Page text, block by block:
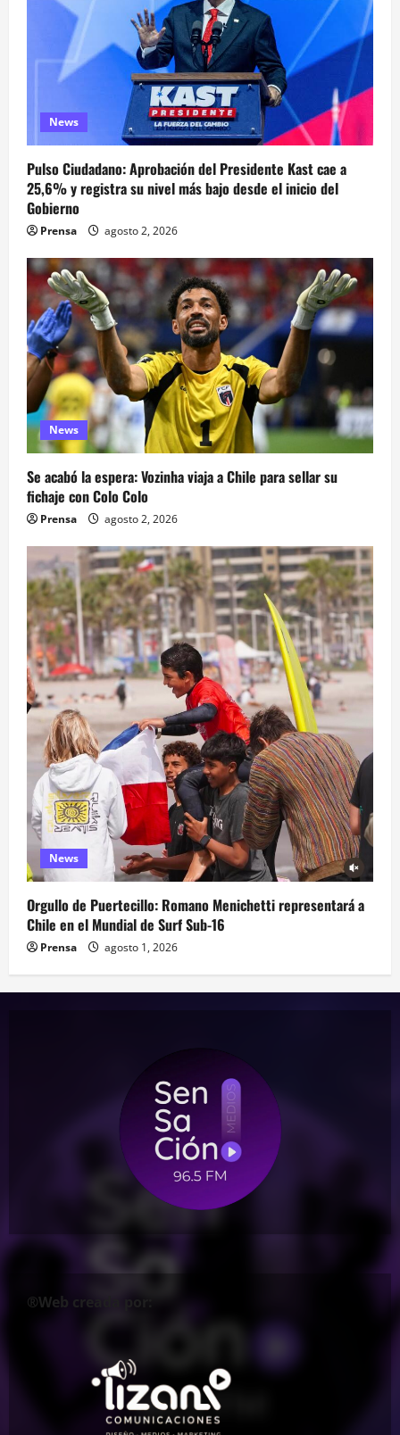
News
Pulso Ciudadano: Aprobación del Presidente Kast cae a
25,6% y registra su nivel más bajo desde el inicio del
Gobierno
Prensa agosto 2, 2026
News
Se acabó la espera: Vozinha viaja a Chile para sellar su
fichaje con Colo Colo
Prensa agosto 2, 2026
News
Orgullo de Puertecillo: Romano Menichetti representará a
Chile en el Mundial de Surf Sub-16
Prensa agosto 1, 2026
®Web creada por: